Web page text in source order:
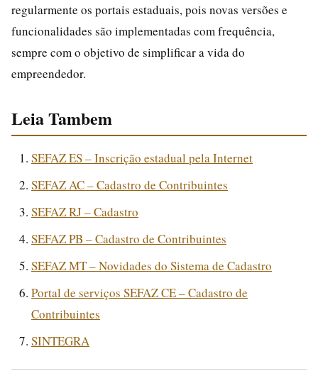
regularmente os portais estaduais, pois novas versões e
funcionalidades são implementadas com frequência,
sempre com o objetivo de simplificar a vida do
empreendedor.
Leia Tambem
SEFAZ ES – Inscrição estadual pela Internet
SEFAZ AC – Cadastro de Contribuintes
SEFAZ RJ – Cadastro
SEFAZ PB – Cadastro de Contribuintes
SEFAZ MT – Novidades do Sistema de Cadastro
Portal de serviços SEFAZ CE – Cadastro de
Contribuintes
SINTEGRA